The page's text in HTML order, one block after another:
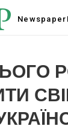
Newspaper